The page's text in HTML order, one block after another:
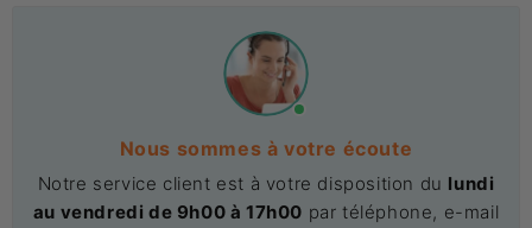
Nous sommes à votre écoute
Notre service client est à votre disposition du lundi
au vendredi de 9h00 à 17h00 par téléphone, e-mail